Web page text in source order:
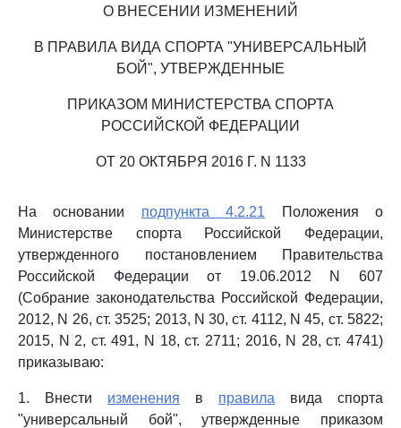
О ВНЕСЕНИИ ИЗМЕНЕНИЙ
В ПРАВИЛА ВИДА СПОРТА "УНИВЕРСАЛЬНЫЙ
БОЙ", УТВЕРЖДЕННЫЕ
ПРИКАЗОМ МИНИСТЕРСТВА СПОРТА
РОССИЙСКОЙ ФЕДЕРАЦИИ
ОТ 20 ОКТЯБРЯ 2016 Г. N 1133
На основании подпункта 4.2.21 Положения о
Министерстве спорта Российской Федерации,
утвержденного постановлением Правительства
Российской Федерации от 19.06.2012 N 607
(Собрание законодательства Российской Федерации,
2012, N 26, ст. 3525; 2013, N 30, ст. 4112, N 45, ст. 5822;
2015, N 2, ст. 491, N 18, ст. 2711; 2016, N 28, ст. 4741)
приказываю:
1. Внести изменения в правила вида спорта
"универсальный бой", утвержденные приказом